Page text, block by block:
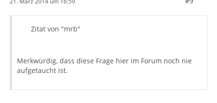
Zitat von "mrb"
Merkwürdig, dass diese Frage hier im Forum noch nie
aufgetaucht ist.